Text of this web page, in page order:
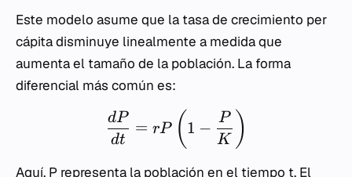
Este modelo asume que la tasa de crecimiento per
cápita disminuye linealmente a medida que
aumenta el tamaño de la población. La forma
diferencial más común es:
dt
dP
= rP ( 1 −
K
P )
Aquí, P representa la población en el tiempo t. El